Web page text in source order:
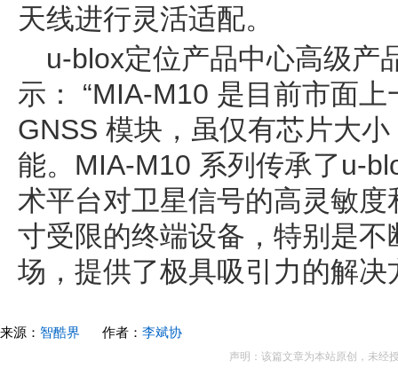
天线进行灵活适配。
u-blox定位产品中心高级产
示： “MIA-M10 是目前市面
GNSS 模块，虽仅有芯片大
能。MIA-M10 系列传承了u-
术平台对卫星信号的高灵敏
寸受限的终端设备，特别是
场，提供了极具吸引力的解决
来源： 智酷界 作者： 李斌协
声明：该篇文章为本站原创，未经